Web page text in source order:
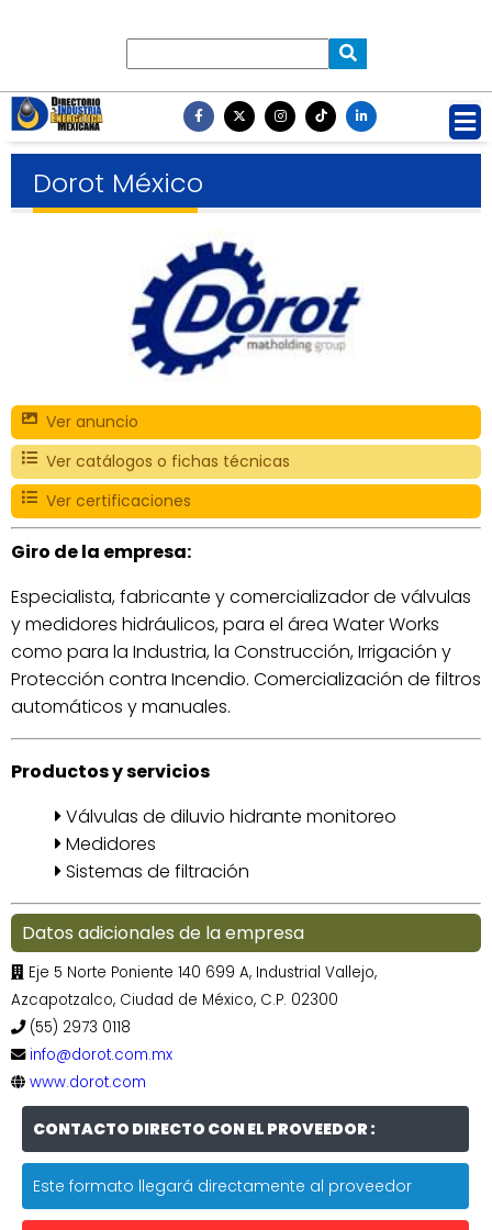
Dorot México
Ver anuncio
Ver catálogos o fichas técnicas
Ver certificaciones
Giro de la empresa:
Especialista, fabricante y comercializador de válvulas
y medidores hidráulicos, para el área Water Works
como para la Industria, la Construcción, Irrigación y
Protección contra Incendio. Comercialización de filtros
automáticos y manuales.
Productos y servicios
Válvulas de diluvio hidrante monitoreo
Medidores
Sistemas de filtración
Datos adicionales de la empresa
Eje 5 Norte Poniente 140 699 A, Industrial Vallejo,
Azcapotzalco, Ciudad de México, C.P. 02300
(55) 2973 0118
info@dorot.com.mx
www.dorot.com
CONTACTO DIRECTO CON EL PROVEEDOR :
Este formato llegará directamente al proveedor